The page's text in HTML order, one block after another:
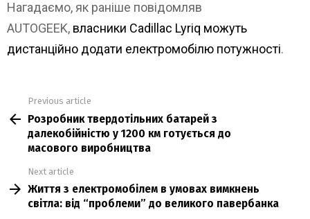
Нагадаємо, як раніше повідомляв
AUTOGEEK, власники Cadillac Lyriq можуть
дистанційно додати електромобілю потужності.
more
Previous article
Розробник твердотільних батарей з
далекобійністю у 1200 км готується до
масового виробництва
Next article
Життя з електромобілем в умовах вимкнень
світла: від “проблеми” до великого павербанка